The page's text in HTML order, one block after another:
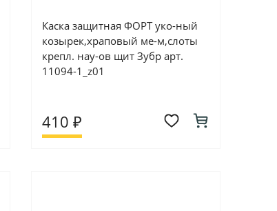
Каска защитная ФОРТ уко-ный
козырек,храповый ме-м,слоты
крепл. нау-ов щит Зубр арт.
11094-1_z01
410 ₽